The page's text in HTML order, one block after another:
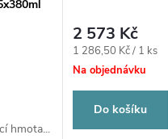
hmota...
2 573 Kč
Měrná
cena:
1 286,50 Kč / 1 ks
Na objednávku
Do košíku